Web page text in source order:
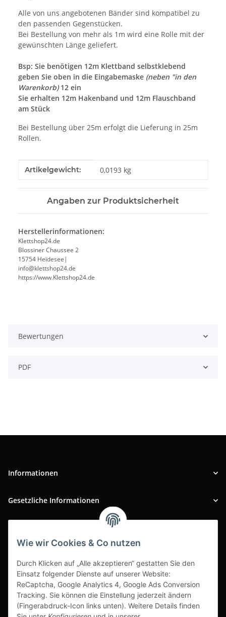
Wie wir Cookies & Co nutzen
Durch Klicken auf „Alle akzeptieren“ gestatten Sie den
Einsatz folgender Dienste auf unserer Website:
ReCaptcha, Google Analytics 4, Google Ads Conversion
Tracking. Sie können die Einstellung jederzeit ändern
(Fingerabdruck-Icon links unten). Weitere Details finden
Alle von uns angebotenen Bänder sind kompatibel zu
den passenden Gegenstücken.
Bei Bestellung von mehr als 1m wird eine Rolle mit der
gewünschten Länge geliefert.
Bsp: Sie benötigen 12m Klettband selbstklebend
geben Sie oben in die Eingabemaske (neben "in den
Warenkorb)12 ein
Sie erhalten 12m Hakenband und 12m Flauschband
am Stück
Bei Bestellung über 25m erfolgt die Lieferung in 25m
Rollen.
Produkteigenschaft
Wert
Artikelgewicht: 0,0193 kg
Angaben zur Produktsicherheit
Herstellerinformationen:
Klettshop24.de
Blossiner Chaussee 2
15754 Heidesee|
info@klettshop24.de
https://www.Klettshop24.de
Bewertungen
PDF
Informationen
Gesetzliche Informationen